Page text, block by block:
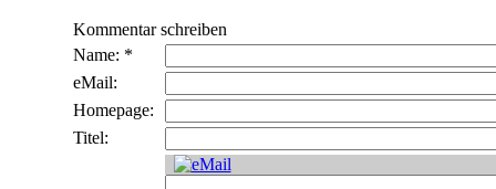
Kommentar schreiben
Name: *
eMail:
Homepage:
Titel: